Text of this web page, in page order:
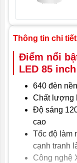
Optiacal : 1
Trình phát
Giải mã
HDR10,
Atmos,
thanh khác
Loa và
Kích thước
Khoảng
442mm
Thông tin chi tiết
Điểm nổi
LED 85 inch
640 đèn
Chất lượng
Độ sáng
cao
Tốc độ làm
cạnh tranh
Công nghệ